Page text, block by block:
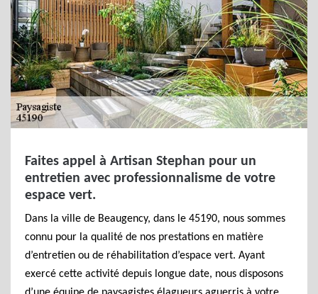
Faites appel à Artisan Stephan pour un
entretien avec professionnalisme de votre
espace vert.
Dans la ville de Beaugency, dans le 45190, nous sommes
connu pour la qualité de nos prestations en matière
d’entretien ou de réhabilitation d’espace vert. Ayant
exercé cette activité depuis longue date, nous disposons